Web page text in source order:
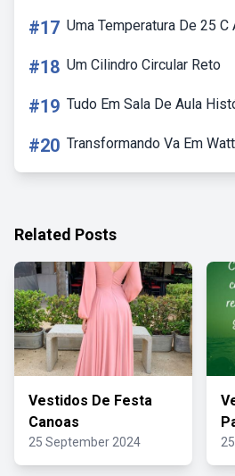
#17 Uma Temperatura De 25
#18 Um Cilindro Circular Reto
#19 Tudo Em Sala De Aula
#20 Transformando Va Em
Related Posts
Vestidos De Festa
Canoas
25 September 2024